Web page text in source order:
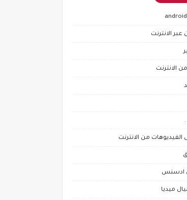
عبر الانترنت
الانترنت
الفيديوهات من الانترنت
ادسنس
ميديا